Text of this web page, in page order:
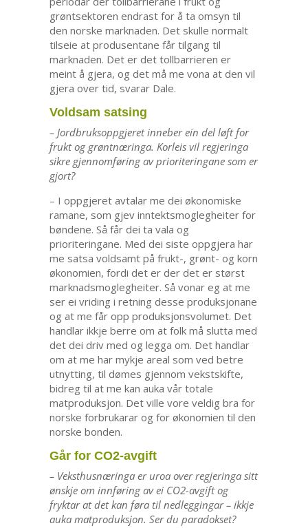
grøntsektoren endrast for å ta omsyn til
den norske marknaden. Det skulle normalt
tilseie at produsentane får tilgang til
marknaden. Det er det tollbarrieren er
meint å gjera, og det må me vona at den vil
gjera over tid, svarar Dale.
Voldsam satsing
– Jordbruksoppgjeret inneber ein del løft for
frukt og grøntnæringa. Korleis vil regjeringa
sikre gjennomføring av prioriteringane som er
gjort?
– I oppgjeret avtalar me dei økonomiske
ramane, som gjev inntektsmoglegheiter for
bøndene. Så får dei ta vala og
prioriteringane. Med dei siste oppgjera har
me satsa voldsamt på frukt-, grønt- og korn
økonomien, fordi det er der det er størst
marknadsmoglegheiter. Så vonar eg at me
ser ei vriding i retning desse produksjonane
og at me får opp produksjonsvolumet. Det
handlar ikkje berre om at folk må slutta med
det dei driv med og legga om. Det handlar
om at me har mykje areal som ved betre
utnytting, til dømes gjennom vekstskifte,
bidreg til at me kan auka vår totale
matproduksjon. Det ville vore veldig bra for
norske forbrukarar og for økonomien til den
norske bonden.
Går for CO2-avgift
– Veksthusnæringa er uroa over regjeringa sitt
ønskje om innføring av ei CO2-avgift og
fryktar at det kan føra til nedleggingar – ikkje
auka matproduksjon. Ser du paradokset?